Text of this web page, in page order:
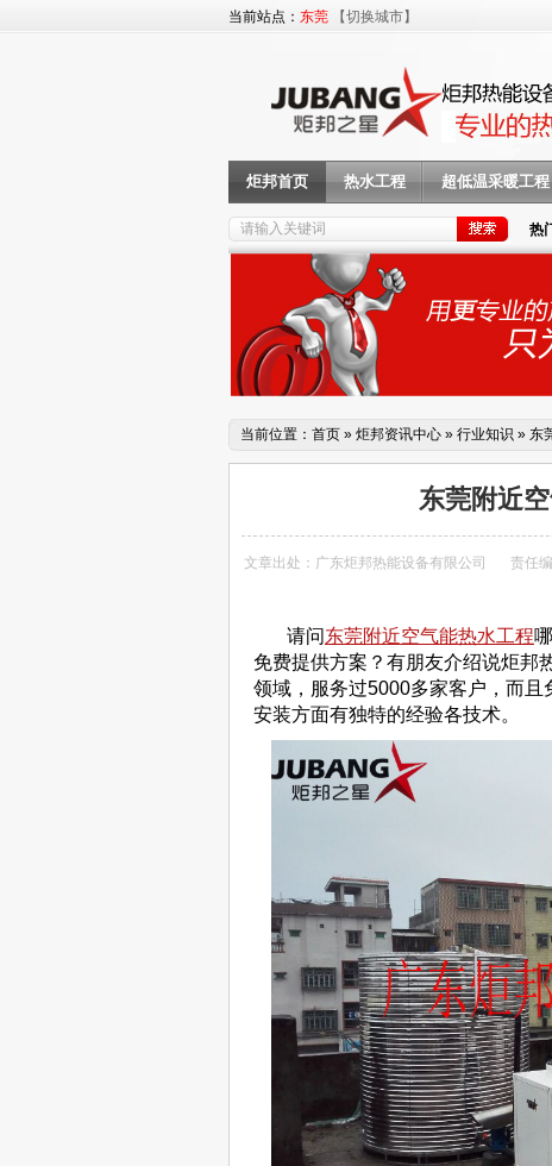
当前站点： 东莞 【切换城市】
炬邦首页 热水工程 超低温采暖工程
热
当前位置： 首页 » 炬邦资讯中心 » 行业知识 » 东
东莞附近
文章出处：广东炬邦热能设备有限公司 责任
请问东莞附近空气能热水工程
免费提供方案？有朋友介绍说炬邦
领域，服务过5000多家客户，而且
安装方面有独特的经验各技术。